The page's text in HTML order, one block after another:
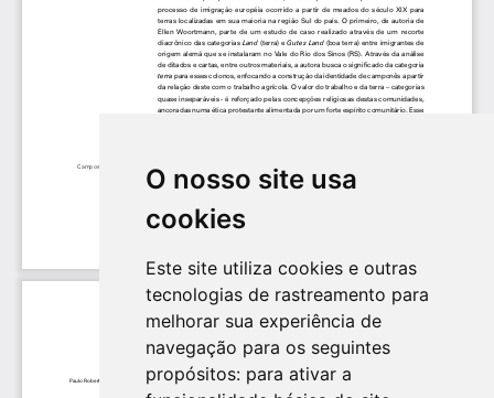
O nosso site usa
cookies
Este site utiliza cookies e outras
tecnologias de rastreamento para
melhorar sua experiência de
navegação para os seguintes
propósitos: para ativar a